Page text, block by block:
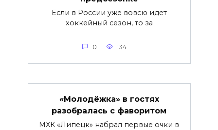
Если в России уже вовсю идёт
хоккейный сезон, то за
0 134
«Молодёжка» в гостях
разобралась с фаворитом
МХК «Липецк» набрал первые очки в